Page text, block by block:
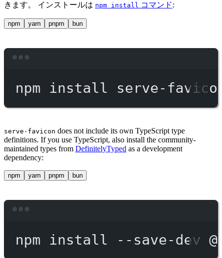
きます。 インストールは npm install コマンド:
npm yarn pnpm bun
npm install serve-
serve-favicon does not include its own TypeScript type
definitions. If you use TypeScript, also install the community-
maintained types from DefinitelyTyped as a development
dependency:
npm yarn pnpm bun
npm install --save-dev